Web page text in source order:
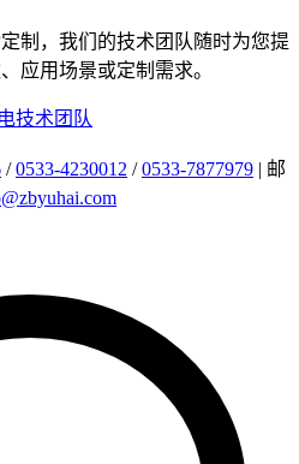
制，我们的技术团队随时为您提
应用场景或定制需求。
技术团队
/0533-4230012 /0533-7877979 | 邮